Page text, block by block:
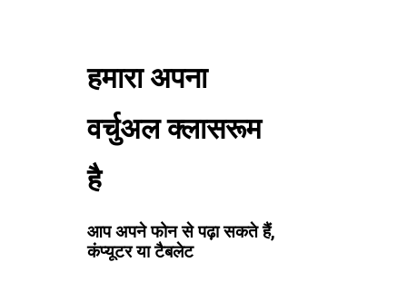
हमारा अपना
वर्चुअल क्लासरूम
है
आप अपने फोन से पढ़ा सकते हैं,
कंप्यूटर या टैबलेट